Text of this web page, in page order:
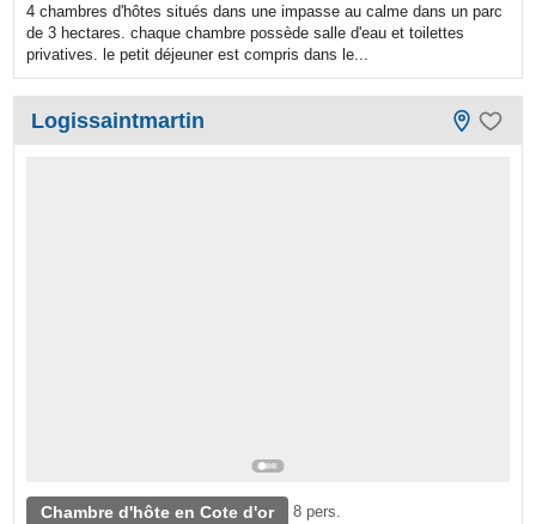
4 chambres d'hôtes situés dans une impasse au calme dans un parc
de 3 hectares. chaque chambre possède salle d'eau et toilettes
privatives. le petit déjeuner est compris dans le...
Logissaintmartin
Chambre d'hôte en Cote d'or 8 pers.